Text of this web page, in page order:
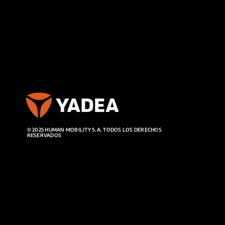
© 2025 HUMAN MOBILITY S.A. TODOS LOS DERECHOS
RESERVADOS